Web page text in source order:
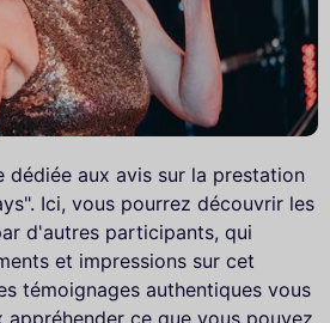
dédiée aux avis sur la prestation
Ici, vous pourrez découvrir les
d'autres participants, qui
et impressions sur cet
témoignages authentiques vous